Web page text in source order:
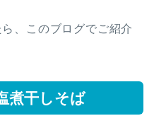
、このブログでご紹介
煮干しそば